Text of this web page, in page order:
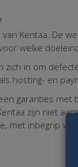
Kentaa. De
welke
zich in om
hosting- en
garanties
zijn niet
met inbegrip